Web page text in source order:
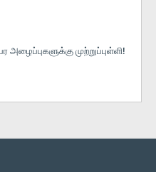
முற்றுப்புள்ளி!